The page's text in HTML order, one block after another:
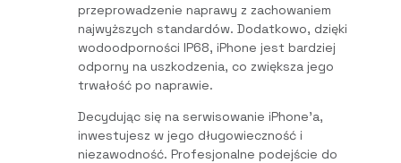
przeprowadzenie naprawy z zachowaniem
najwyższych standardów. Dodatkowo, dzięki
wodoodporności IP68, iPhone jest bardziej
odporny na uszkodzenia, co zwiększa jego
trwałość po naprawie.
Decydując się na serwisowanie iPhone’a,
inwestujesz w jego długowieczność i
niezawodność. Profesjonalne podejście do